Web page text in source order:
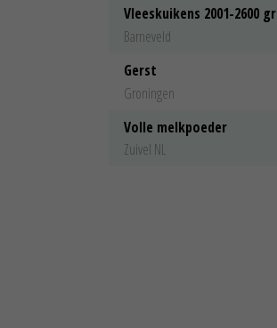
Vleeskuikens 2001-2600 gr
Barneveld
Gerst
Groningen
Volle melkpoeder
Zuivel NL